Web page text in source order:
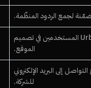
لجمع الردود المنظّمة.
توصيل خطوط الويب لخطَّي Arapey وUrbanist المستخدمين في تصميم
الموقع.
إلى البريد الإلكتروني
للشركة.